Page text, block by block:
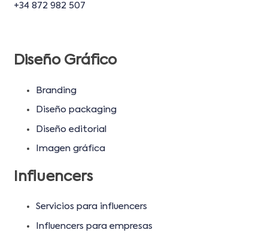
+34 872 982 507
Diseño Gráfico
Branding
Diseño packaging
Diseño editorial
Imagen gráfica
Influencers
Servicios para influencers
Influencers para empresas